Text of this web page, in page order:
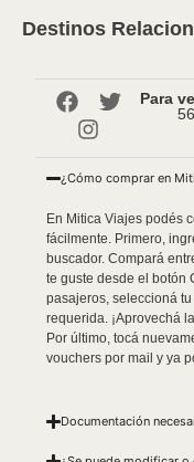
Destinos
Para
¿Cómo comprar en
En Mitica Viajes podés
fácilmente. Primero,
buscador. Compará
te guste desde el botón
pasajeros, seleccioná
requerida. ¡Aprovechá
Por último, tocá
vouchers por mail y ya
Documentación